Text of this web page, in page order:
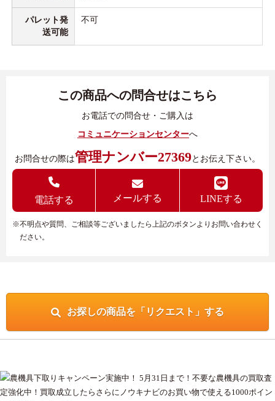
パレット発
送可能
不可
この商品への問合せはこちら
お電話での問合せ・ご購入は
コミュニケーションセンターへ
お問合せの際は管理ナンバー27369とお伝え下さい。
電話する メールする LINEする
※不明点や質問、ご相談等ございましたら上記のボタンよりお問い合わせく
ださい。
お探しの商品を「リクエスト」する